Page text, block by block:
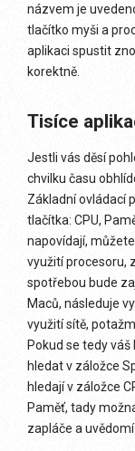
názvem je
tlačítko myši a
aplikaci spustit
korektně.
Tisíce
Jestli vás děsí
chvilku času
Základní ovládací
tlačítka: CPU,
napovídají,
využití procesoru,
spotřebou bude
Maců, následuje
využití sítě,
Pokud se tedy
hledat v záložce
hledají v záložce
Paměť, tady
zapláče a uvědomí